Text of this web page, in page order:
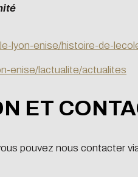
lyon-enise/histoire-de-
enise/lactualite/actualites
ET
pouvez nous contacter